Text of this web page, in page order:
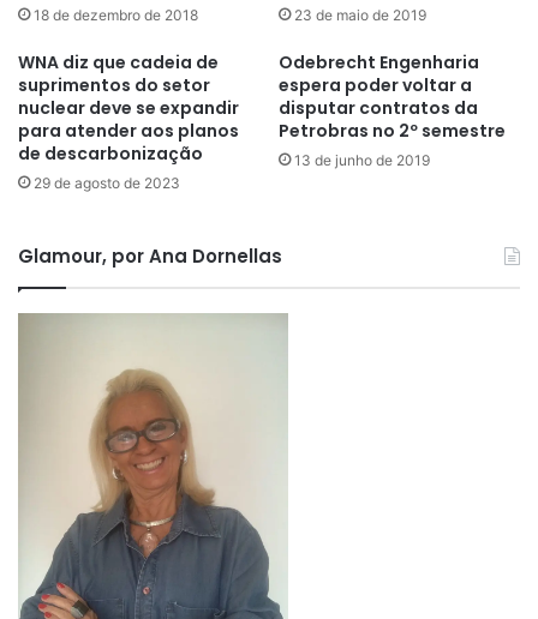
18 de dezembro de 2018 23 de maio de 2019
WNA diz que cadeia de
suprimentos do setor
nuclear deve se expandir
para atender aos planos
de descarbonização
29 de agosto de 2023
Odebrecht Engenharia
espera poder voltar a
disputar contratos da
Petrobras no 2º semestre
13 de junho de 2019
Glamour, por Ana Dornellas